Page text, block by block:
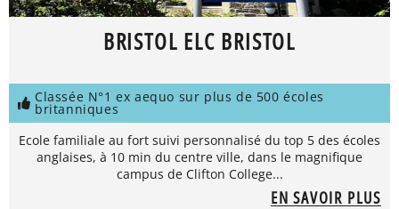
BRISTOL ELC BRISTOL
Classée N°1 ex aequo sur plus de 500 écoles
britanniques
Ecole familiale au fort suivi personnalisé du top 5 des écoles
anglaises, à 10 min du centre ville, dans le magnifique
campus de Clifton College...
EN SAVOIR PLUS